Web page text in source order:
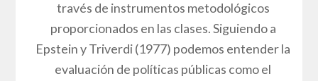
través de instrumentos metodológicos
proporcionados en las clases. Siguiendo a
Epstein y Triverdi (1977) podemos entender la
evaluación de políticas públicas como el